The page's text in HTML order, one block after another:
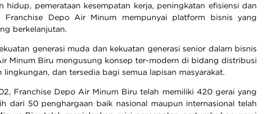
pemerataan kesempatan kerja, peningkatan efisiensi dan
Depo Air Minum mempunyai platform bisnis yang
berkelanjutan.
generasi muda dan kekuatan generasi senior dalam bisnis
Minum Biru mengusung konsep ter-modern di bidang distribusi
dan tersedia bagi semua lapisan masyarakat.
Franchise Depo Air Minum Biru telah memiliki 420 gerai yang
dari 50 penghargaan baik nasional maupun internasional telah